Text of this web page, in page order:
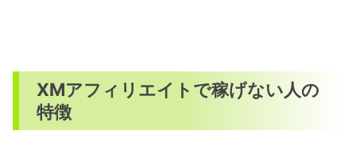
XMアフィリエイトで稼げない人の
特徴